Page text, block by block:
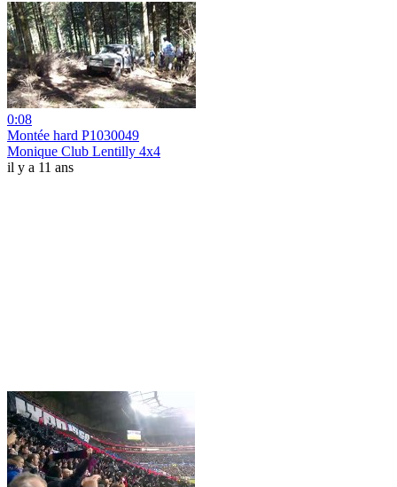
0:08
Montée hard P1030049
Monique Club Lentilly 4x4
il y a 11 ans